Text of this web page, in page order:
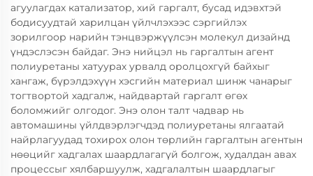
агуулагдах катализатор, хий гаргалт, бусад идэвхтэй
бодисуудтай харилцан үйлчлэхээс сэргийлэх
зорилгоор нарийн тэнцвэржүүлсэн молекул дизайнд
үндэслэсэн байдаг. Энэ нийцэл нь гаргалтын агент
полиуретаны хатуурах урвалд оролцохгүй байхыг
хангаж, бүрэлдэхүүн хэсгийн материал шинж чанарыг
тогтвортой хадгалж, найдвартай гаргалт өгөх
боломжийг олгодог. Энэ олон талт чадвар нь
автомашины үйлдвэрлэгчдэд полиуретаны ялгаатай
найрлагуудад тохирох олон төрлийн гаргалтын агентын
нөөцийг хадгалах шаардлагагүй болгож, худалдан авах
процессыг хялбаршуулж, хадгалалтын шаардлагыг